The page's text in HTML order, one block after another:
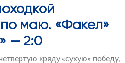
маю. «Факел»
— 2:0
кряду «сухую» победу,